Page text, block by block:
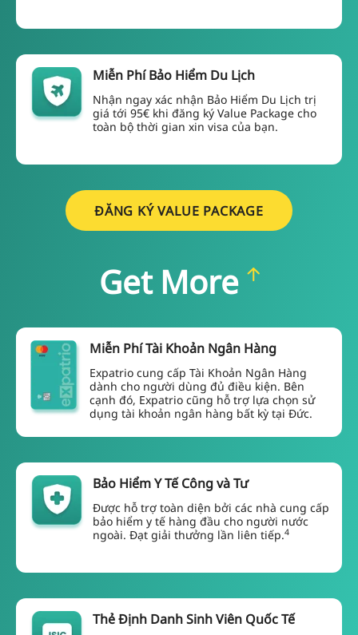
Miễn Phí Bảo Hiểm Du Lịch
Nhận ngay xác nhận Bảo Hiểm Du Lịch trị
giá tới 95€ khi đăng ký Value Package cho
toàn bộ thời gian xin visa của bạn.
ĐĂNG KÝ VALUE PACKAGE
Get More
Miễn Phí Tài Khoản Ngân Hàng
Expatrio cung cấp Tài Khoản Ngân Hàng
dành cho người dùng đủ điều kiện. Bên
cạnh đó, Expatrio cũng hỗ trợ lựa chọn sử
dụng tài khoản ngân hàng bất kỳ tại Đức.
Bảo Hiểm Y Tế Công và Tư
Được hỗ trợ toàn diện bởi các nhà cung cấp
bảo hiểm y tế hàng đầu cho người nước
ngoài. Đạt giải thưởng lần liên tiếp.4
Thẻ Định Danh Sinh Viên Quốc Tế